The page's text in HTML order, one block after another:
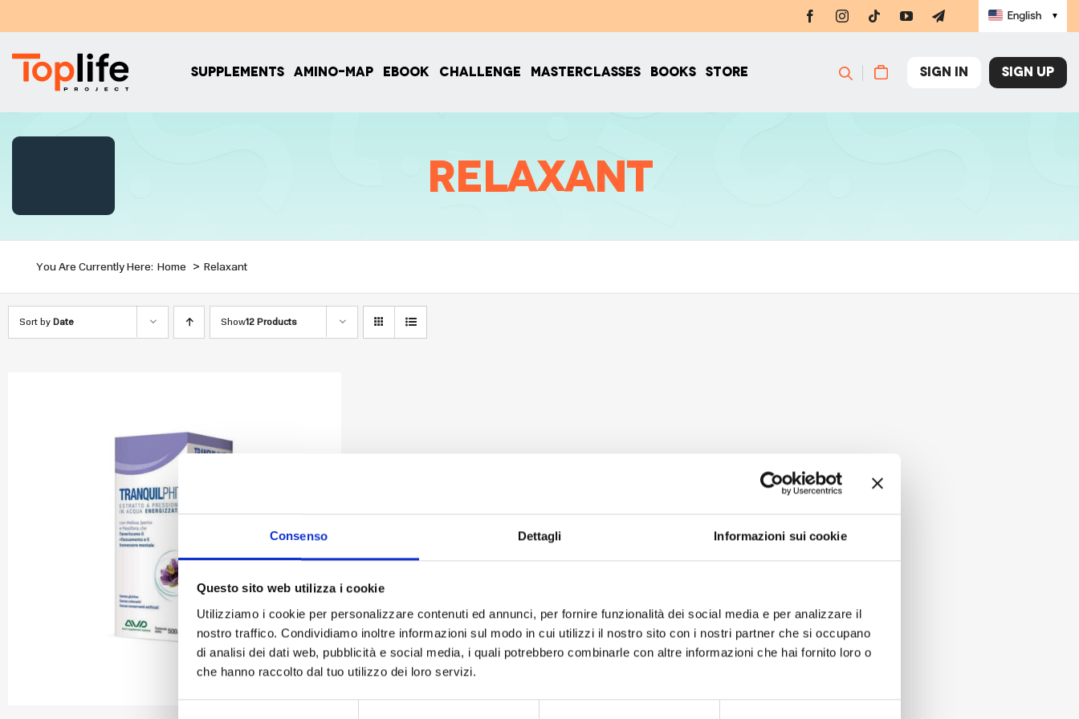
Consenso Dettagli Informazioni sui cookie
Questo sito web utilizza i cookie
Utilizziamo i cookie per personalizzare contenuti ed annunci, per fornire funzionalità dei social media e per analizzare il
nostro traffico. Condividiamo inoltre informazioni sul modo in cui utilizzi il nostro sito con i nostri partner che si occupano
di analisi dei dati web, pubblicità e social media, i quali potrebbero combinarle con altre informazioni che hai fornito loro o
che hanno raccolto dal tuo utilizzo dei loro servizi.
to
content
English ▼
SUPPLEMENTS AMINO-MAP EBOOK CHALLENGE MASTERCLASSES BOOKS STORE SIGN UP
SIGN IN
Relaxant
You Are Currently Here: Home Relaxant
Sort byDate Show12 Products